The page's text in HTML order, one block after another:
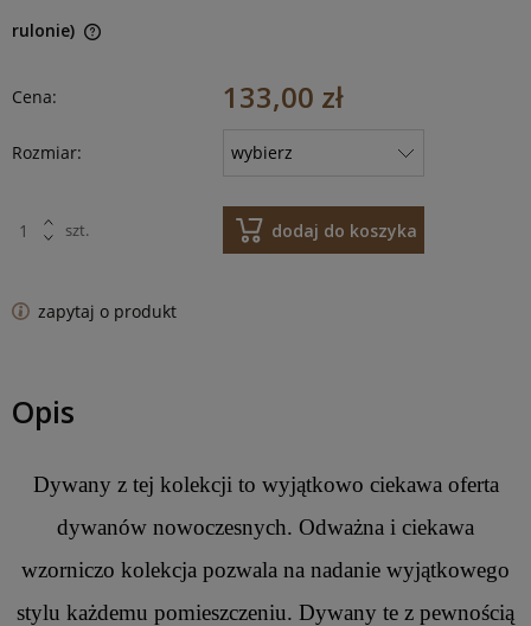
rulonie)
Cena: 133,00 zł
Rozmiar:
szt. dodaj do koszyka
zapytaj o produkt
Opis
Dywany z tej kolekcji to wyjątkowo ciekawa oferta
dywanów nowoczesnych. Odważna i ciekawa
wzorniczo kolekcja pozwala na nadanie wyjątkowego
stylu każdemu pomieszczeniu. Dywany te z pewnością